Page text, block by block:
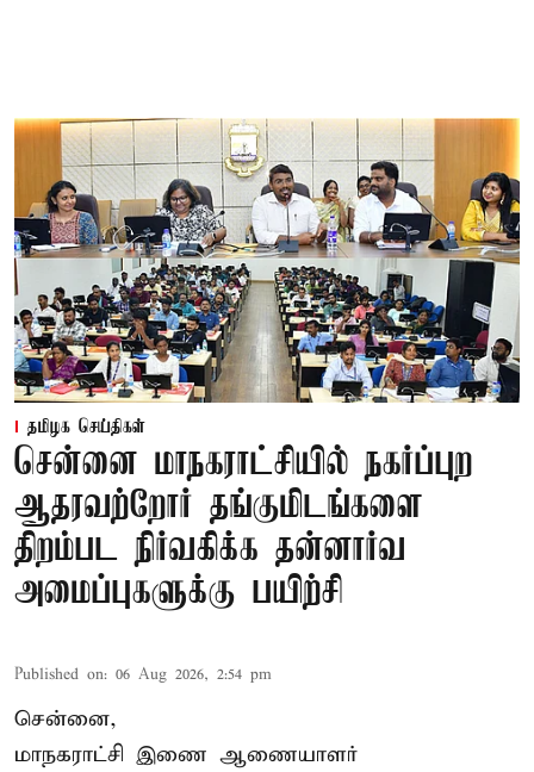
தமிழக செய்திகள்
சென்னை மாநகராட்சியில் நகர்ப்புற
ஆதரவற்றோர் தங்குமிடங்களை
திறம்பட நிர்வகிக்க தன்னார்வ
அமைப்புகளுக்கு பயிற்சி
Published on: 06 Aug 2026, 2:54 pm
சென்னை,
மாநகராட்சி இணை ஆணையாளர்